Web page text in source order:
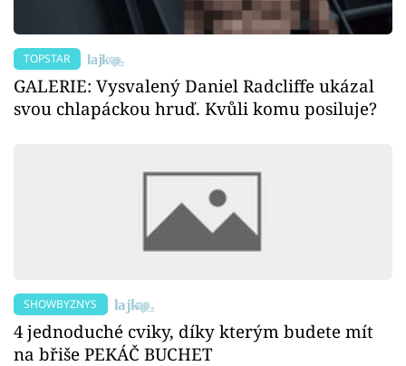
TOPSTAR
GALERIE: Vysvalený Daniel Radcliffe ukázal
svou chlapáckou hruď. Kvůli komu posiluje?
SHOWBYZNYS
4 jednoduché cviky, díky kterým budete mít
na břiše PEKÁČ BUCHET